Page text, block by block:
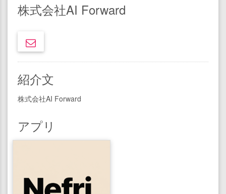
株式会社AI Forward
紹介文
株式会社AI Forward
アプリ